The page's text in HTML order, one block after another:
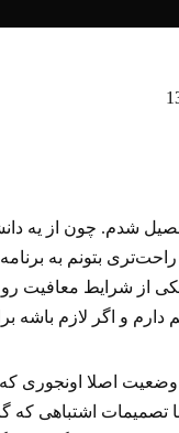
بعد از ۹ ترم فارغ‌التحصیل
راحت‌تری بتونم به
از شرایط معافیت
و اگر لازم باشه
وضعیت اصلا